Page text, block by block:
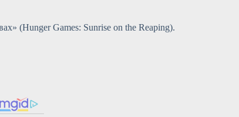
(Hunger Games: Sunrise on the Reaping).